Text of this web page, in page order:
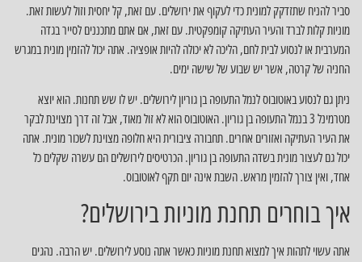
סביר להניח שתזדקק למונית כדי לעקוף את ירושלים. עם זאת, קל יחסית וזול לעשות זאת.
מוניות קלות לברד והעיר העתיקה קומפקטית. עם זאת, אם אתם מתכננים לסייר בגדה
המערבית או לנסוע לבית לחם, הליכה לא יכולה להיות אופציה. אתה יכול להזמין מונית במגרש
החניה של קרטה, אשר יש שבוע של שישה ימים.
ניתן גם לנסוע באוטובוס לנמל התעופה בן גוריון לירושלים. יש לו שש תחנות. הוא יוצא
מטרמינל 3 בנמל התעופה בן גוריון. האוטובוס הוא לא זול מאוד, אבל זה דרך מצוינת לבקר
את העיר העתיקה ואזורים אחרים. תחבורה ציבורית היא חלופה מצוינת לשכור מונית. אתה
יכול גם לעצור מונית בשדה התעופה בן גוריון. הכרטיסים לירושלים הם עשרה שקלים כל
אחד, ואין צורך להזמין מראש. השבת אינה יום תקף לאוטובוס.
איך בוחרים תחנת מוניות בירושלים?
אתה עשוי לתהות איך למצוא תחנת מוניות כאשר אתה נוסע לירושלים. יש הרבה. נהגים